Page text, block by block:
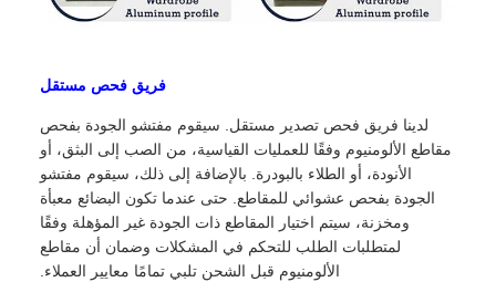
فريق فحص مستقل
لدينا فريق فحص تصدير مستقل. سيقوم مفتشو الجودة بفحص
مقاطع الألومنيوم وفقًا للعمليات القياسية، من الصب إلى البثق، أو
الأنودة، أو الطلاء بالبودرة. بالإضافة إلى ذلك، سيقوم مفتشو
الجودة بفحص عشوائي للمقاطع. حتى عندما تكون البضائع معبأة
ومخزنة، سيتم اختيار المقاطع ذات الجودة غير المؤهلة وفقًا
لمتطلبات الطلب للتحكم في المشكلات وضمان أن مقاطع
الألومنيوم قبل الشحن تلبي تمامًا معايير العملاء.